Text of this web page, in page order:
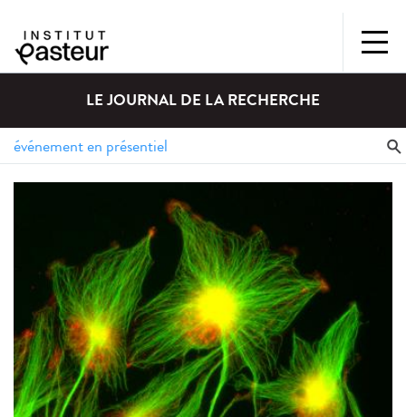
LE JOURNAL DE LA RECHERCHE